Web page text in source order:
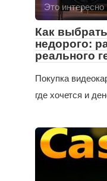
Это интересно
Как
недорого:
реального
Покупка
где хочется и